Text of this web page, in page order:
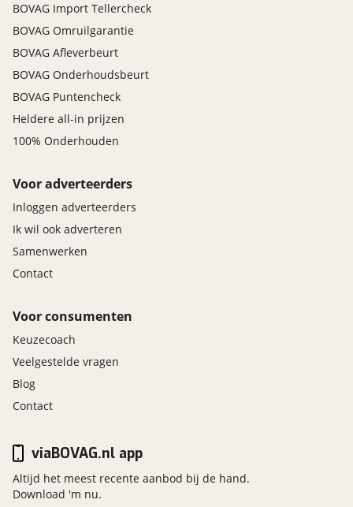
BOVAG Import Tellercheck
BOVAG Omruilgarantie
BOVAG Afleverbeurt
BOVAG Onderhoudsbeurt
BOVAG Puntencheck
Heldere all-in prijzen
100% Onderhouden
Voor adverteerders
Inloggen adverteerders
Ik wil ook adverteren
Samenwerken
Contact
Voor consumenten
Keuzecoach
Veelgestelde vragen
Blog
Contact
viaBOVAG.nl app
Altijd het meest recente aanbod bij de hand.
Download 'm nu.